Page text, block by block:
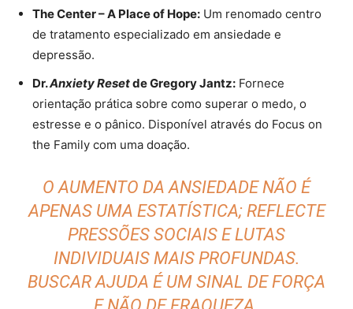
The Center – A Place of Hope: Um renomado centro
de tratamento especializado em ansiedade e
depressão.
Dr.Anxiety Resetde Gregory Jantz: Fornece
orientação prática sobre como superar o medo, o
estresse e o pânico. Disponível através do Focus on
the Family com uma doação.
O AUMENTO DA ANSIEDADE NÃO É
APENAS UMA ESTATÍSTICA; REFLECTE
PRESSÕES SOCIAIS E LUTAS
INDIVIDUAIS MAIS PROFUNDAS.
BUSCAR AJUDA É UM SINAL DE FORÇA